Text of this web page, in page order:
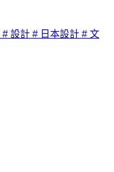
# 設計 # 日本設計 # 文